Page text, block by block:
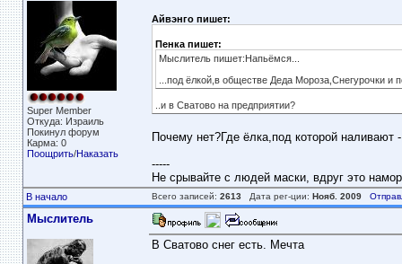
Super Member
Откуда: Израиль
Покинул форум
Карма: 0
Поощрить/Наказать
Айвэнго пишет:
Пенка пишет:
Мыслитель пишет:Напьёмся...
...под ёлкой,в обществе Деда Мороза,Снегурочки и
..и в Сватово на предприятии?
Почему нет?Где ёлка,под которой наливают
-----
Не срывайте с людей маски, вдруг это
В начало Всего записей: 2613Дата рег-ции: Нояб. 2009
Мыслитель
В Сватово снег есть. Мечта